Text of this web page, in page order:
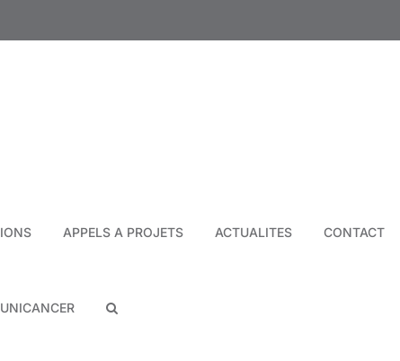
APPELS A PROJETS ACTUALITES CONTACT